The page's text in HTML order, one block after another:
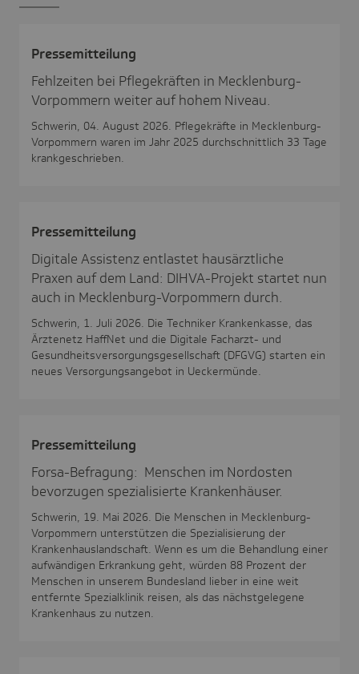
Pres­se­mit­tei­lung
Fehlzeiten bei Pflegekräften in Mecklenburg-
Vorpommern weiter auf hohem Niveau.
Schwerin, 04. August 2026. Pflegekräfte in Mecklenburg-
Vorpommern waren im Jahr 2025 durchschnittlich 33 Tage
krankgeschrieben.
Pres­se­mit­tei­lung
Digitale Assistenz entlastet hausärztliche
Praxen auf dem Land: DIHVA-Projekt startet nun
auch in Mecklenburg-Vorpommern durch.
Schwerin, 1. Juli 2026. Die Techniker Krankenkasse, das
Ärztenetz HaffNet und die Digitale Facharzt- und
Gesundheitsversorgungsgesellschaft (DFGVG) starten ein
neues Versorgungsangebot in Ueckermünde.
Pres­se­mit­tei­lung
Forsa-Befragung: Menschen im Nordosten
bevorzugen spezialisierte Krankenhäuser.
Schwerin, 19. Mai 2026. Die Menschen in Mecklenburg-
Vorpommern unterstützen die Spezialisierung der
Krankenhauslandschaft. Wenn es um die Behandlung einer
aufwändigen Erkrankung geht, würden 88 Prozent der
Menschen in unserem Bundesland lieber in eine weit
entfernte Spezialklinik reisen, als das nächstgelegene
Krankenhaus zu nutzen.